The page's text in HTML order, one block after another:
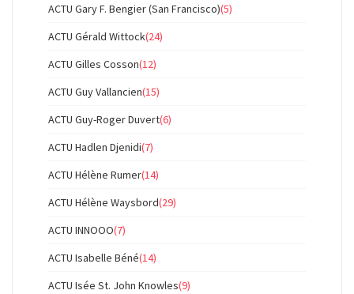
ACTU Gary F. Bengier (San Francisco)(5)
ACTU Gérald Wittock(24)
ACTU Gilles Cosson(12)
ACTU Guy Vallancien(15)
ACTU Guy-Roger Duvert(6)
ACTU Hadlen Djenidi(7)
ACTU Hélène Rumer(14)
ACTU Hélène Waysbord(29)
ACTU INNOOO(7)
ACTU Isabelle Béné(14)
ACTU Isée St. John Knowles(9)